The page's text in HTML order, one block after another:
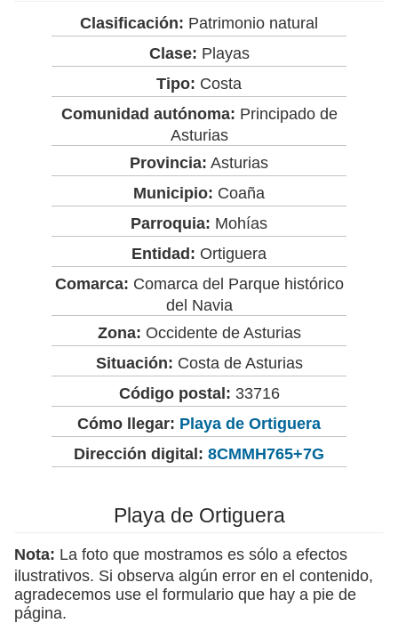
Clasificación: Patrimonio natural
Clase: Playas
Tipo: Costa
Comunidad autónoma: Principado de
Asturias
Provincia: Asturias
Municipio: Coaña
Parroquia: Mohías
Entidad: Ortiguera
Comarca: Comarca del Parque histórico
del Navia
Zona: Occidente de Asturias
Situación: Costa de Asturias
Código postal: 33716
Cómo llegar: Playa de Ortiguera
Dirección digital: 8CMMH765+7G
Playa de Ortiguera
Nota: La foto que mostramos es sólo a efectos
ilustrativos. Si observa algún error en el contenido,
agradecemos use el formulario que hay a pie de
página.